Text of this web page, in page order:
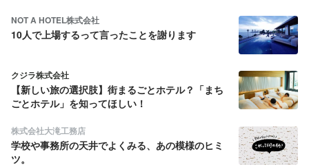
NOT A HOTEL株式会社
10人で上場するって言ったことを謝ります
クジラ株式会社
【新しい旅の選択肢】街まるごとホテル？「まち
ごとホテル」を知ってほしい！
株式会社大滝工務店
学校や事務所の天井でよくみる、あの模様のヒミ
ツ。